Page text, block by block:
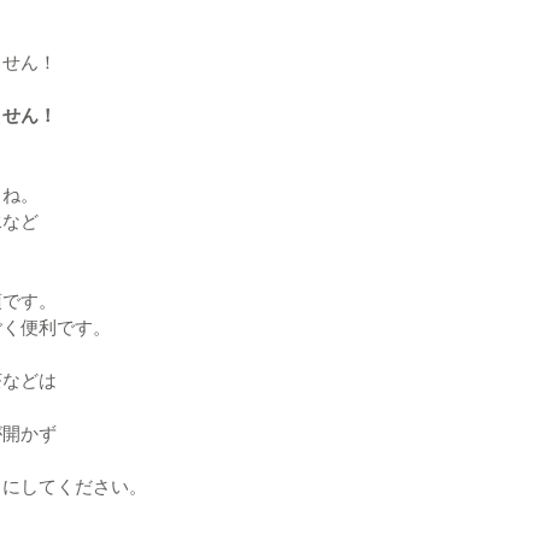
ん！
ん！
。
ど
す。
便利です。
どは
かず
してください。